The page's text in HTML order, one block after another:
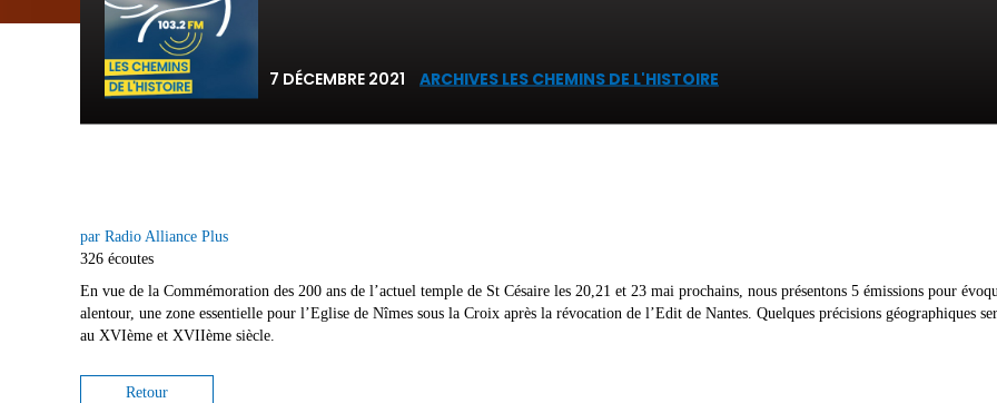
7 DÉCEMBRE 2021 ARCHIVES LES CHEMINS DE L'HISTOIRE
par Radio Alliance Plus
326 écoutes
En vue de la Commémoration des 200 ans de l’actuel temple de St Césaire les 20,21 et 23 mai prochains, nous présentons 5 émissions pour
alentour, une zone essentielle pour l’Eglise de Nîmes sous la Croix après la révocation de l’Edit de Nantes. Quelques précisions géographiques
au XVIème et XVIIème siècle.
Retour